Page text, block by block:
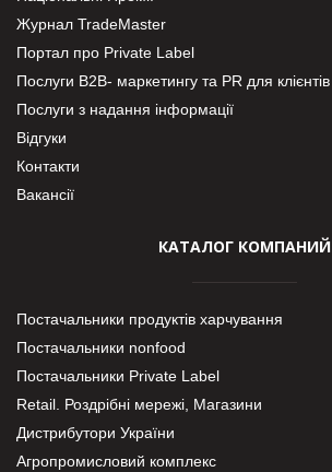
Журнал TradeMaster
Портал про Private Label
Послуги В2В- маркетингу та PR для клієнтів
Послуги з надання інформації
Відгуки
Контакти
Вакансії
КАТАЛОГ КОМПАНИЙ
Постачальники продуктів харчування
Постачальники nonfood
Постачальники Private Label
Retail. Роздрібні мережі, Магазини
Дистрибутори України
Агропромисловий комплекс